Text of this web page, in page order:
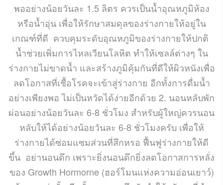
พออย่างน้อยวันละ 1.5 ลิตร ควรเป็นน้ำอุณหภูมิห้อง
หรือน้ำอุ่น เพื่อให้รักษาสมดุลของร่างกายให้อยู่ใน
เกณฑ์ที่ดี ควบคุมระดับอุณหภูมิของร่างกายให้ปกติ
น้ำช่วยเพิ่มการไหลเวียนโลหิต ทำให้เซลล์ต่างๆ ใน
ร่างกายไม่ขาดน้ำ และสร้างภูมิคุ้มกันที่ดีให้ผิวหนังเพื่อ
ลดโอกาสที่เชื้อโรคจะเข้าสู่ร่างกาย อีกทั้งการดื่มน้ำ
อย่างเพียงพอ ไม่เป็นหวัดได้ง่ายอีกด้วย 2. นอนหลับพัก
ผ่อนอย่างน้อยวันละ 6-8 ชั่วโมง สำหรับผู้ใหญ่ควรนอน
หลับให้ได้อย่างน้อยวันละ 6-8 ชั่วโมงครับ เพื่อให้
ร่างกายได้ซ่อมแซมส่วนที่สึกหรอ ฟื้นฟูร่างกายให้ดี
ขึ้น อย่านอนดึก เพราะยิ่งนอนดึกยิ่งลดโอกาสการหลั่ง
ของ Growth Hormorne (ฮอร์โมนแห่งความอ่อนเยาว์)